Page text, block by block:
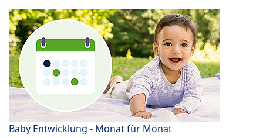
Baby Entwicklung - Monat für Monat